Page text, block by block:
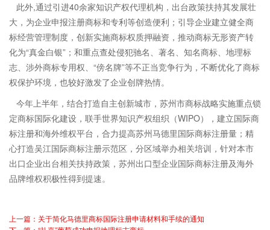
此外,通过引进40余家知识产权代理机构，出台政策扶持其发展壮
大，为企业申报注册商标和专利等创造便利；引导企业建立健全商
标经营管理制度，创新实施商标权质押融资，推动商标无形资产转
化为“真金白银”；和重点查处侵犯驰名、著名、知名商标、地理标
志、涉外商标专用权、“傍名牌”等不正当竞争行为，不断优化了商标
权保护环境，也较好激发了企业创牌热情。
今年上半年，结合打造自主创新城市，苏州市商标战略实施重点锁
定商标国际化建设，联手世界知识产权组织（WIPO），建立国际商
标注册和海外维权平台，合力提高苏州马德里国际商标注册量；精
心打造吴江国际商标注册示范区，分区域举办相关培训，针对本市
出口企业出台相关扶持政策，苏州出口型企业国际商标注册及海外
品牌维权积极性得到提速。
上一篇：关于简化马德里商标国际注册申请材料和手续的通知